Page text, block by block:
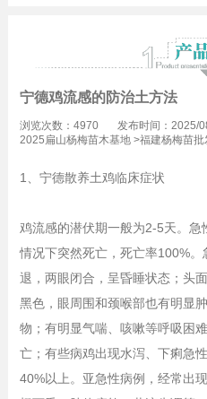
宁德鸡流感的防治土方法
浏览次数：4970
发布时间：2025/
2025扁山杨梅苗木基地>福建杨梅苗批
1、宁德散养土鸡临床症状
鸡流感的潜伏期一般为2-5天。
情况下突然死亡，死亡率100%
退，两眼闭合，呈昏睡状态；头
黑色，眼周围和颈喉部也有明显
物；有明显气喘、咳嗽等呼吸困
亡；有些病鸡出现水泻、下痢急
40%以上。亚急性病例，经常出